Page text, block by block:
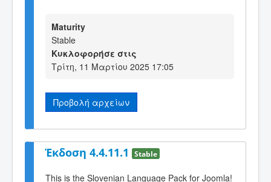
Maturity
Stable
Κυκλοφορήσε στις
Τρίτη, 11 Μαρτίου 2025 17:05
Προβολή αρχείων
Έκδοση 4.4.11.1 Stable
This is the Slovenian Language Pack for Joomla!